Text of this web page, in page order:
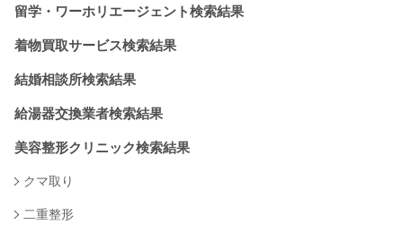
留学・ワーホリエージェント検索結果
着物買取サービス検索結果
結婚相談所検索結果
給湯器交換業者検索結果
美容整形クリニック検索結果
クマ取り
二重整形